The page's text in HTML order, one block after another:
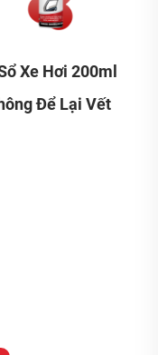
Xe Hơi 200ml
Để Lại Vết